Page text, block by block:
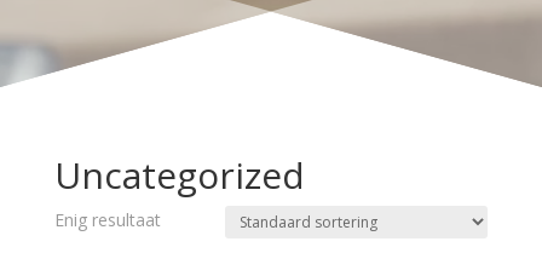
Uncategorized
Enig resultaat